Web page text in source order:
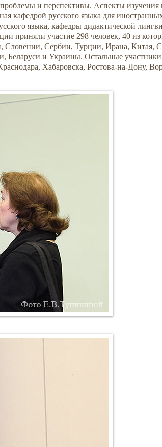
и перспективы. Аспекты изучения
кафедрой русского языка для
языка, кафедры дидактической
приняли участие 298 человек, 40 из
Словении, Сербии, Турции, Ирана, Китая,
Беларуси и Украины. Остальные
Хабаровска, Ростова-на-Дону,